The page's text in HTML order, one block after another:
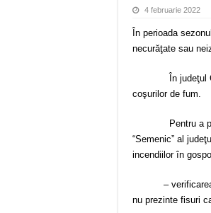
4 februarie 2022
În perioada
necurăţate sau
În judeţul
coşurilor de fum.
Pentru a
“Semenic” al
incendiilor în
– verificarea cu
nu prezinte fisuri